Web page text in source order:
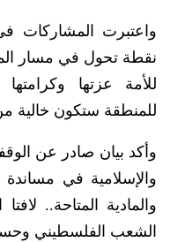
واعتبرت المشاركات
نقطة تحول في مسار
للأمة عزتها
للمنطقة ستكون خالية
وأكد بيان صادر عن
والإسلامية في مساندة
والمادية المتاحة..
الشعب الفلسطيني